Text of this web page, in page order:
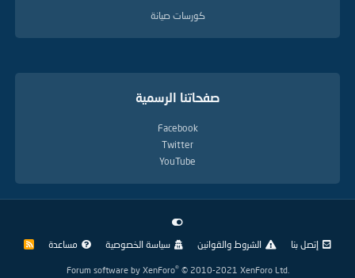
كورسات صيانة
صفحاتنا الرسمية
Facebook
Twitter
YouTube
إتصل بنا الشروط والقوانين سياسة الخصوصية مساعدة
R
Forum software by XenForo® © 2010-2021 XenForo Ltd.